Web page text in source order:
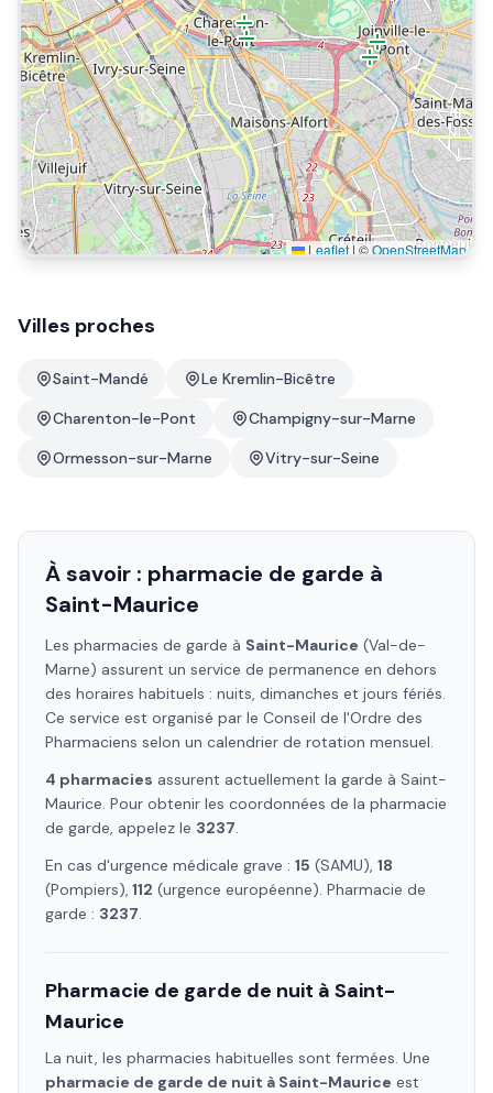
Leaflet|©OpenStreetMap
Villes proches
Saint-Mandé
Le Kremlin-Bicêtre
Charenton-le-Pont
Champigny-sur-Marne
Ormesson-sur-Marne
Vitry-sur-Seine
À savoir : pharmacie de garde à
Saint-Maurice
Les pharmacies de garde à Saint-Maurice (Val-de-
Marne) assurent un service de permanence en dehors
des horaires habituels : nuits, dimanches et jours fériés.
Ce service est organisé par le Conseil de l'Ordre des
Pharmaciens selon un calendrier de rotation mensuel.
4 pharmacies assurent actuellement la garde à Saint-
Maurice. Pour obtenir les coordonnées de la pharmacie
de garde, appelez le 3237.
En cas d'urgence médicale grave : 15 (SAMU), 18
(Pompiers), 112 (urgence européenne). Pharmacie de
garde : 3237.
Pharmacie de garde de nuit à Saint-
Maurice
La nuit, les pharmacies habituelles sont fermées. Une
pharmacie de garde de nuit à Saint-Maurice est